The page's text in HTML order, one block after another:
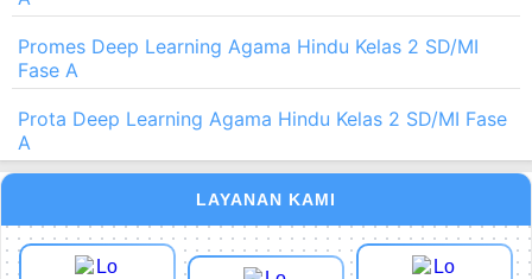
Promes Deep Learning Agama Hindu Kelas 2 SD/MI
Fase A
Prota Deep Learning Agama Hindu Kelas 2 SD/MI Fase
A
LAYANAN KAMI